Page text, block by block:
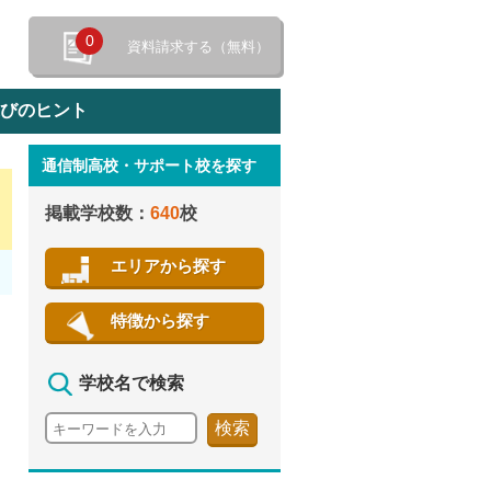
0 資料請求する（無料）
のヒント
通信制高校・サポート校を探す
掲載学校数： 640校
エリアから探す
特徴から探す
学校名で検索